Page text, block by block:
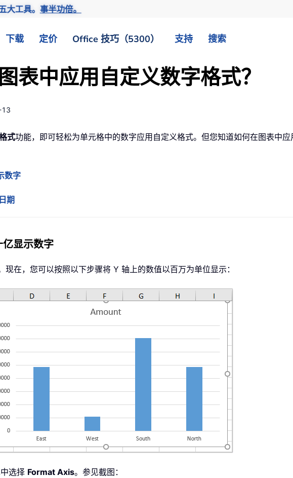
大工具。 事半功倍。
下载 定价 Office 技巧（5300） 支持 搜索
表中应用自定义数字格式？
式功能，即可轻松为单元格中的数字应用自定义格式。但您知道如何在图表中
数字
期
显示数字
在，您可以按照以下步骤将 Y 轴上的数值以百万为单位显示：
选择 Format Axis。参见截图：